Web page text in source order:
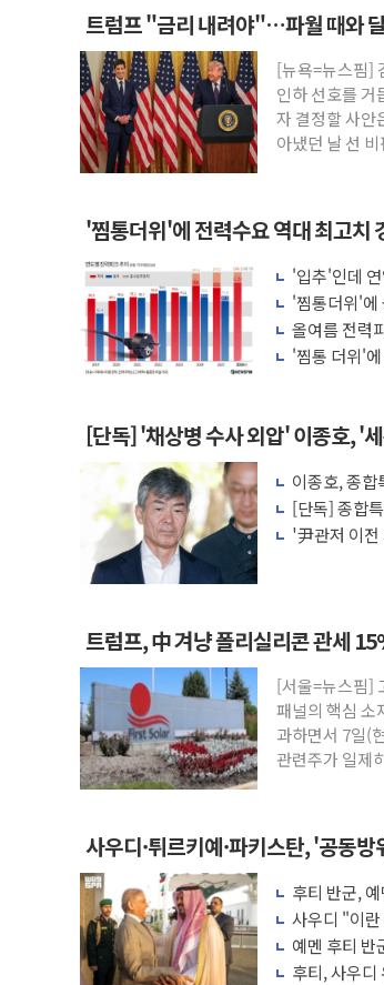
李 "해남 태양광, 대한민
李 대통령, '6시간 마라
트럼프, 中 겨냥 폴리실
[사진] 빈살만과 에르도안
이란와이어 "이란 최고지
남동발전, 해남군에 국내
[인도증시] 중동 불안 속
황희 '폐버스 청년주택'
폭염 누그러지고 가뭄 숙
사우디·튀르키예·파키스
트럼프 "금리 내려야"…파월 때와
[뉴욕=뉴스핌]
인하 선호를
자 결정할 사안
아냈던 날 선
'찜통더위'에 전력수요 역대 최고
'입추'인데
나도 즉시대
'찜통더위'에
올여름 전력
'찜통 더위'
[단독] '채상병 수사 외압' 이종호, '
이종호, 종
[단독] 종합
'尹관저 이전
트럼프, 中 겨냥 폴리실리콘 관세
[서울=뉴스핌]
패널의 핵심 소
과하면서 7일(
관련주가 일제
사우디·튀르키예·파키스탄, '공동
협력 구도
후티 반군,
다른 중동 화
사우디 "이
항만 표적"
예멘 후티
격"
후티, 사우